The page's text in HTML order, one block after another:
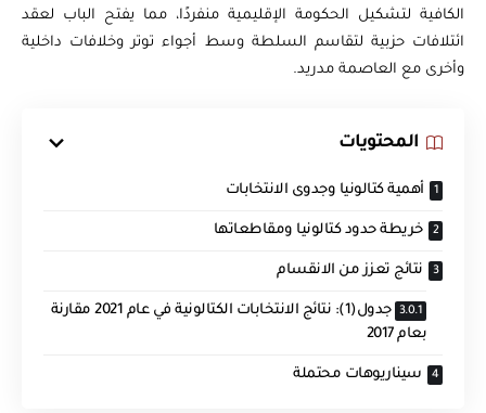
الكافية لتشكيل الحكومة الإقليمية منفردًا، مما يفتح الباب لعقد
ائتلافات حزبية لتقاسم السلطة وسط أجواء توتر وخلافات داخلية
وأخرى مع العاصمة مدريد.
المحتويات
أهمية كتالونيا وجدوى الانتخابات
خريطة حدود كتالونيا ومقاطعاتها
نتائج تعزز من الانقسام
جدول(1): نتائج الانتخابات الكتالونية في عام 2021 مقارنة
بعام 2017
سيناريوهات محتملة